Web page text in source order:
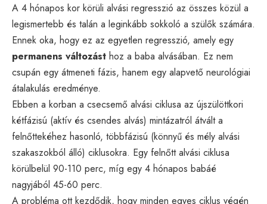
A 4 hónapos kor körüli alvási regresszió az összes közül a
legismertebb és talán a leginkább sokkoló a szülők számára.
Ennek oka, hogy ez az egyetlen regresszió, amely egy
permanens változást hoz a baba alvásában. Ez nem
csupán egy átmeneti fázis, hanem egy alapvető neurológiai
átalakulás eredménye.
Ebben a korban a csecsemő alvási ciklusa az újszülöttkori
kétfázisú (aktív és csendes alvás) mintázatról átvált a
felnőttekéhez hasonló, többfázisú (könnyű és mély alvási
szakaszokból álló) ciklusokra. Egy felnőtt alvási ciklusa
körülbelül 90-110 perc, míg egy 4 hónapos babáé
nagyjából 45-60 perc.
A probléma ott kezdődik, hogy minden egyes ciklus végén